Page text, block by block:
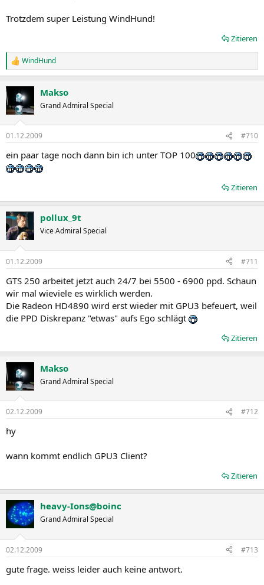
Trotzdem super Leistung WindHund!
Zitieren
R
e
i
e
:
WindHund
Makso
Grand Admiral Special
01.12.2009 #710
ein paar tage noch dann bin ich unter TOP 100
Zitieren
pollux_9t
Vice Admiral Special
01.12.2009 #711
GTS 250 arbeitet jetzt auch 24/7 bei 5500 - 6900 ppd. Schaun
wir mal wieviele es wirklich werden.
Die Radeon HD4890 wird erst wieder mit GPU3 befeuert, weil
die PPD Diskrepanz "etwas" aufs Ego schlägt
Zitieren
Makso
Grand Admiral Special
02.12.2009 #712
hy
wann kommt endlich GPU3 Client?
Zitieren
heavy-Ions@boinc
Grand Admiral Special
02.12.2009 #713
gute frage. weiss leider auch keine antwort.